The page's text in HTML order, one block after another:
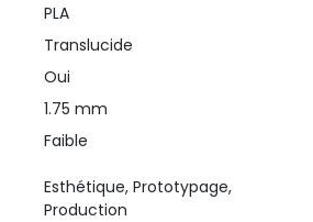
PLA
Translucide
Oui
1.75 mm
Faible
Esthétique, Prototypage,
Production